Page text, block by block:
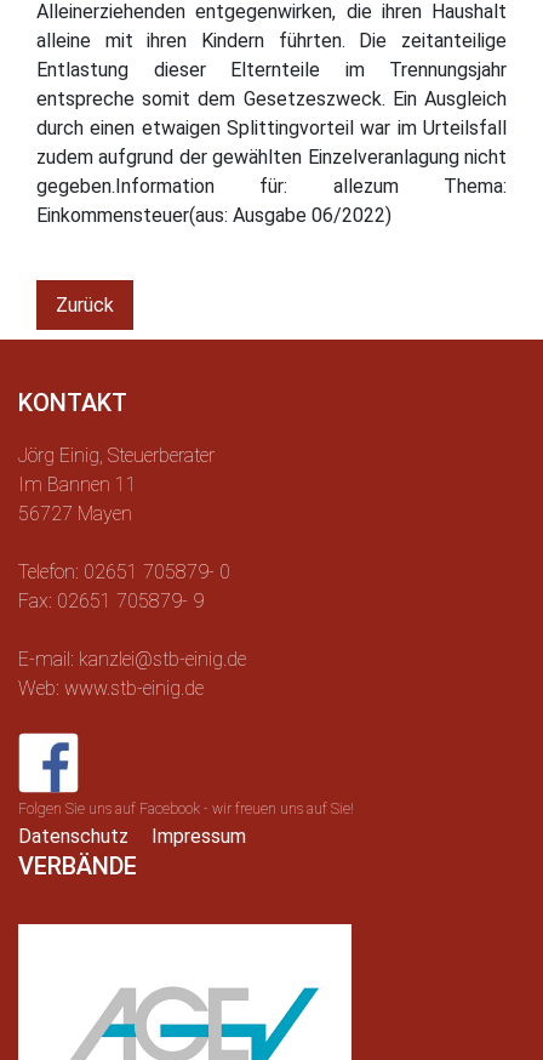
Alleinerziehenden entgegenwirken, die ihren Haushalt
alleine mit ihren Kindern führten. Die zeitanteilige
Entlastung dieser Elternteile im Trennungsjahr
entspreche somit dem Gesetzeszweck. Ein Ausgleich
durch einen etwaigen Splittingvorteil war im Urteilsfall
zudem aufgrund der gewählten Einzelveranlagung nicht
gegeben.Information für: allezum Thema:
Einkommensteuer(aus: Ausgabe 06/2022)
Zurück
KONTAKT
Jörg Einig, Steuerberater
Im Bannen 11
56727 Mayen
Telefon: 02651 705879- 0
Fax: 02651 705879- 9
E-mail: kanzlei@stb-einig.de
Web: www.stb-einig.de
Folgen Sie uns auf Facebook - wir freuen uns auf Sie!
Datenschutz Impressum
VERBÄNDE